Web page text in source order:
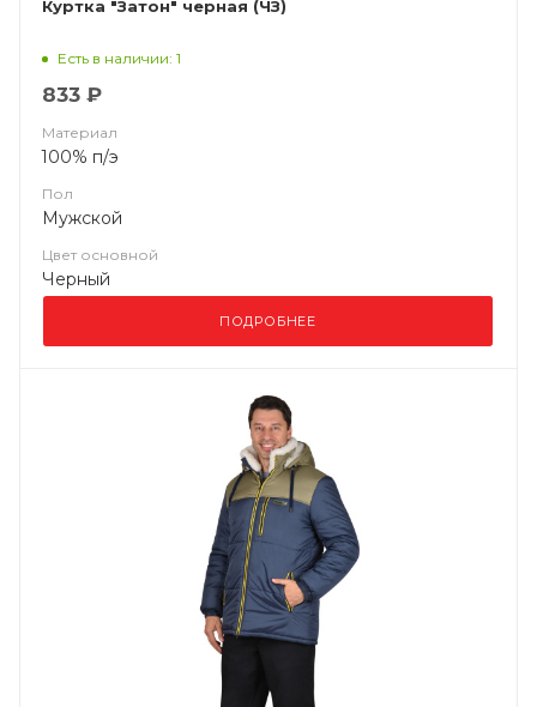
Куртка "Затон" черная (ЧЗ)
Есть в наличии: 1
833 ₽
Материал
100% п/э
Пол
Мужской
Цвет основной
Черный
ПОДРОБНЕЕ